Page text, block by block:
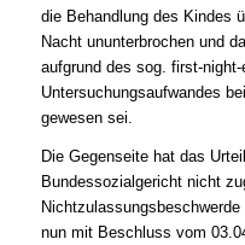
die Behandlung des Kindes
Nacht ununterbrochen und
aufgrund des sog. first-
Untersuchungsaufwandes
gewesen sei.
Die Gegenseite hat das
Bundessozialgericht nicht
nun mit Beschluss vom